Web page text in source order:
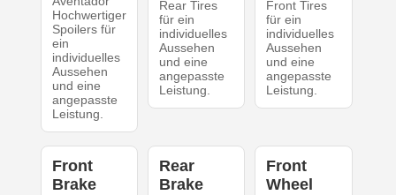
Hochwertiger
Spoilers für
ein
individuelles
Aussehen
und eine
angepasste
Leistung.
Rear Tires
für ein
individuelles
Aussehen
und eine
angepasste
Leistung.
Front Tires
für ein
individuelles
Aussehen
und eine
angepasste
Leistung.
Front
Brake
Rear
Brake
Front
Wheel